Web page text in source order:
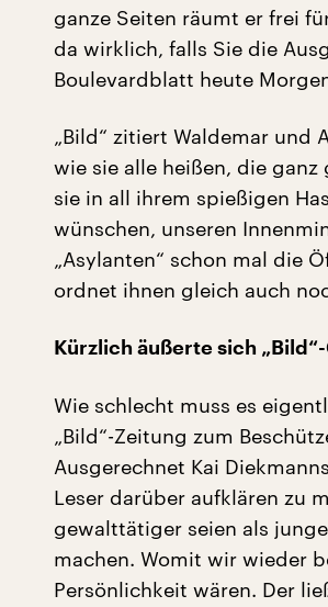
ganze Seiten räumt er frei
da wirklich, falls Sie die
Boulevardblatt heute
„Bild“ zitiert Waldemar und
wie sie alle heißen, die
sie in all ihrem spießigen
wünschen, unseren
„Asylanten“ schon mal die
ordnet ihnen gleich auch
Kürzlich äußerte sich
Wie schlecht muss es
„Bild“-Zeitung zum
Ausgerechnet Kai
Leser darüber aufklären zu
gewalttätiger seien als
machen. Womit wir wieder
Persönlichkeit wären. Der